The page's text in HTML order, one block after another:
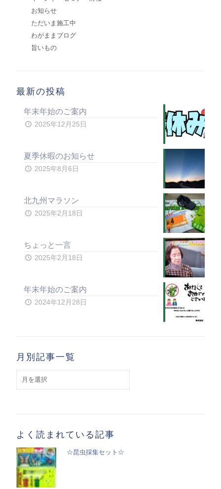
お知らせ
ただいま施工中
わがままブログ
旨いもの
最新の投稿
年末年始のご案内
2025年12月25日
夏季休暇のお知らせ
2025年8月6日
北九州マラソン
2025年2月18日
ちょっと一言
2025年2月18日
年末年始のご案内
2024年12月28日
月別記事一覧
よく読まれている記事
☆昆虫採集セット☆